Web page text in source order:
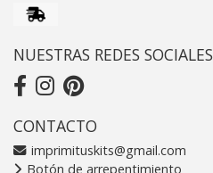
NUESTRAS REDES SOCIALES
CONTACTO
imprimituskits@gmail.com
Botón de arrepentimiento